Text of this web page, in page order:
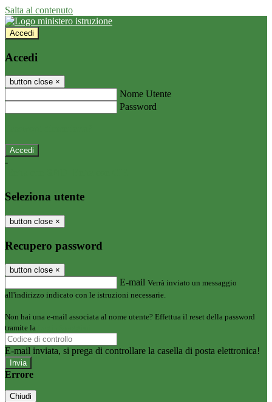
Salta al contenuto
Accedi
Accedi
button close ×
Nome Utente
Password
-
Seleziona utente
button close ×
Recupero password
button close ×
E-mail Verrà inviato un messaggio
all'indirizzo indicato con le istruzioni necessarie.
Non hai una e-mail associata al nome utente? Effettua il reset della password
tramite la
E-mail inviata, si prega di controllare la casella di posta elettronica!
Errore
Chiudi